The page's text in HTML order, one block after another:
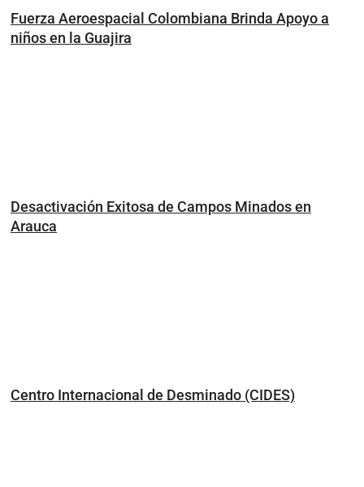
Fuerza Aeroespacial Colombiana Brinda Apoyo a
niños en la Guajira
Desactivación Exitosa de Campos Minados en
Arauca
Centro Internacional de Desminado (CIDES)